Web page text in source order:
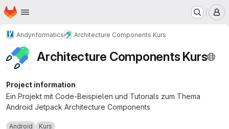
Skip to main content
Homepage
Andynformatics Architecture Components Kurs
Architecture Components Kurs
Project information
Ein Projekt mit Code-Beispielen und Tutorials zum Thema
Android Jetpack Architecture Components
Android Kurs